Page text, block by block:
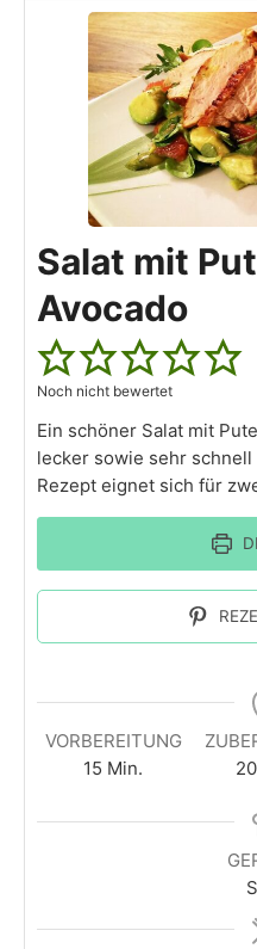
Salat mit
Avocado
Noch nicht bewertet
Ein schöner Salat mit
lecker sowie sehr
Rezept eignet sich für
VORBEREITUNG
15 Min.
20